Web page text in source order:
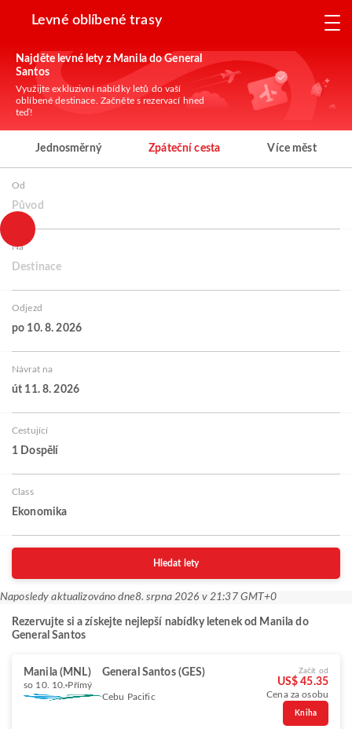
Levné oblíbené trasy
Najděte levné lety z Manila do General
Santos
Využijte exkluzivní nabídky letů do vaší
oblíbené destinace. Začněte s rezervací hned
teď!
Jednosměrný Zpáteční cesta Více měst
Od
Původ
Na
Destinace
Odjezd
po 10. 8. 2026
Návrat na
út 11. 8. 2026
Cestující
1 Dospělí
Class
Ekonomika
Hledat lety
Naposledy aktualizováno dne8. srpna 2026 v 21:37 GMT+0
Rezervujte si a získejte nejlepší nabídky letenek od Manila do
General Santos
Manila (MNL) General Santos (GES)
so 10. 10. Přímý
Cebu Pacific
Začít od
US$ 45.35
Cena za osobu
Kniha